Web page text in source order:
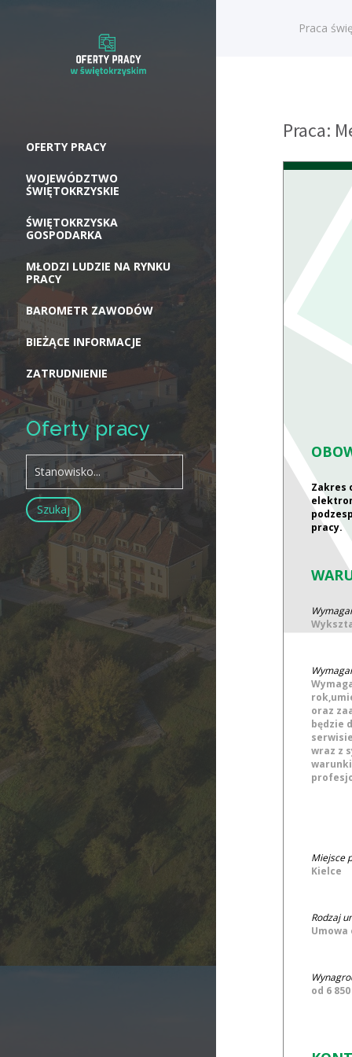
OFERTY PRACY
WOJEWÓDZTWO
ŚWIĘTOKRZYSKIE
ŚWIĘTOKRZYSKA
GOSPODARKA
MŁODZI LUDZIE NA RYNKU
PRACY
BAROMETR ZAWODÓW
BIEŻĄCE INFORMACJE
ZATRUDNIENIE
Oferty pracy
Praca
Praca:
Zakres
pracy.
oraz
będzie
wraz z
Miejsce
Kielce
Rodzaj
od 6